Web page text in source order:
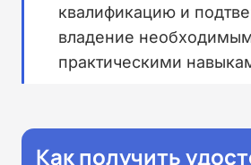
квалификацию и
владение
практическими
Как получить